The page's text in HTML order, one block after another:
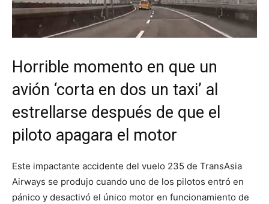
Horrible momento en que un
avión ‘corta en dos un taxi’ al
estrellarse después de que el
piloto apagara el motor
Este impactante accidente del vuelo 235 de TransAsia
Airways se produjo cuando uno de los pilotos entró en
pánico y desactivó el único motor en funcionamiento de